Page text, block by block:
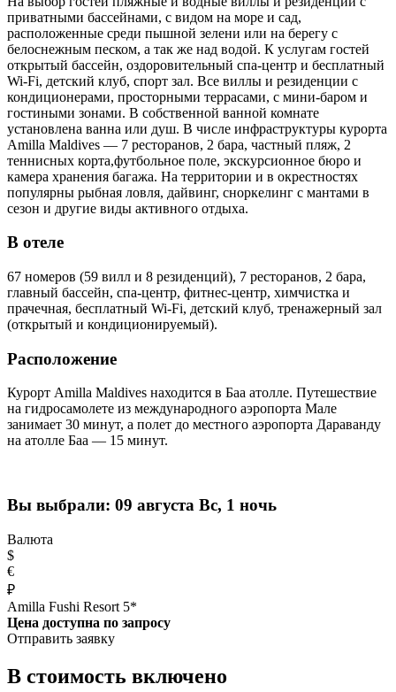
приватными бассейнами, c видом на море и сад,
расположенные среди пышной зелени или на берегу с
белоснежным песком, а так же над водой. К услугам гостей
открытый бассейн, оздоровительный спа-центр и бесплатный
Wi-Fi, детский клуб, спорт зал. Все виллы и резиденции с
кондиционерами, просторными террасами, с мини-баром и
гостиными зонами. В собственной ванной комнате
установлена ванна или душ. В числе инфраструктуры курорта
Amilla Maldives — 7 ресторанов, 2 бара, частный пляж, 2
теннисных корта,футбольное поле, экскурсионное бюро и
камера хранения багажа. На территории и в окрестностях
популярны рыбная ловля, дайвинг, сноркелинг с мантами в
сезон и другие виды активного отдыха.
В отеле
67 номеров (59 вилл и 8 резиденций), 7 ресторанов, 2 бара,
главный бассейн, спа-центр, фитнес-центр, химчистка и
прачечная, бесплатный Wi-Fi, детский клуб, тренажерный зал
(открытый и кондиционируемый).
Расположение
Курорт Amilla Maldives находится в Баа атолле. Путешествие
на гидросамолете из международного аэропорта Мале
занимает 30 минут, а полет до местного аэропорта Дараванду
на атолле Баа — 15 минут.
Вы выбрали: 09 августа Вс, 1 ночь
Валюта
$
€
₽
Amilla Fushi Resort 5*
Цена доступна по запросу
Отправить заявку
В стоимость включено